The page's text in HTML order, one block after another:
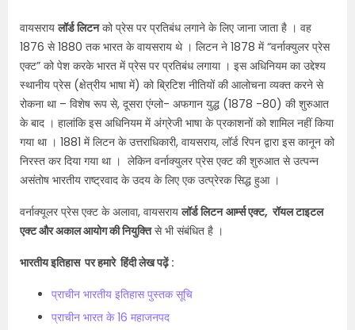
वायसरायलॉर्ड लिटनको प्रेस पर प्रतिबंध लगाने के लिए जाना जाता है । वह
1876 से 1880 तक भारत के वायसराय थे । लिटन ने 1878 में “वर्नाक्युलर प्रेस
एक्ट” को पेश करके भारत में प्रेस पर प्रतिबंध लगाया । इस अधिनियम का उद्देश्य
स्थानीय प्रेस (क्षेत्रीय भाषा में) को ब्रिटिश नीतियों की आलोचना व्यक्त करने से
रोकना था – विशेष रूप से, दूसरा एंग्लो- अफगान युद्ध (1878 -80) की शुरुआत
के बाद । हालांकि इस अधिनियम में अंग्रेजी भाषा के प्रकाशनों को शामिल नहीं किया
गया था । 1881 में लिटन के उत्तराधिकारी, वायसराय, लॉर्ड रिपन द्वारा इस कानून को
निरस्त कर दिया गया था । लेकिन वर्नाक्युलर प्रेस एक्ट की शुरुआत से उत्पन्न
असंतोष भारतीय राष्ट्रवाद के उदय के लिए एक उत्प्रेरक सिद्ध हुआ ।
वर्नाक्यूलर प्रेस एक्ट के अलावा, वायसरायलॉर्ड लिटन आर्म्स एक्ट, रॉयल टाइटल
एक्ट और अकाल आयोग की नियुक्तिसे भी संबंधित है ।
भारतीय इतिहास पर हमारे हिंदी लेख पढ़ें :
प्राचीन भारतीय इतिहास पुस्तक सूचि
प्राचीन भारत के 16 महाजनपद